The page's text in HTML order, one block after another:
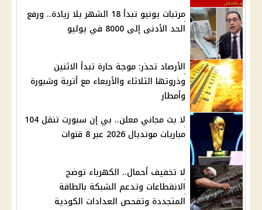
مرتبات يونيو تبدأ 18 الشهر بلا زيادة.. ورفع
الحد الأدنى إلى 8000 في يوليو
الأرصاد تحذر: موجة حارة تبدأ الاثنين
وذروتها الثلاثاء والأربعاء مع أتربة وشبورة
وأمطار
لا بث مجاني معلن.. بي إن سبورت تنقل 104
مباريات مونديال 2026 عبر 8 قنوات
لا تخفيف أحمال.. الكهرباء توضح
الانقطاعات وتدعم الشبكة بالطاقة
المتجددة وتفحص العدادات الكودية